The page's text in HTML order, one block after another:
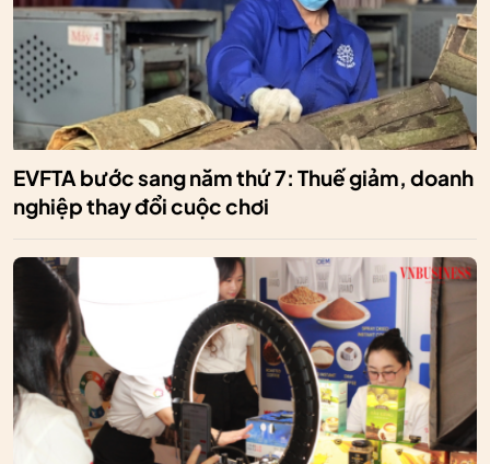
EVFTA bước sang năm thứ 7: Thuế giảm, doanh
nghiệp thay đổi cuộc chơi